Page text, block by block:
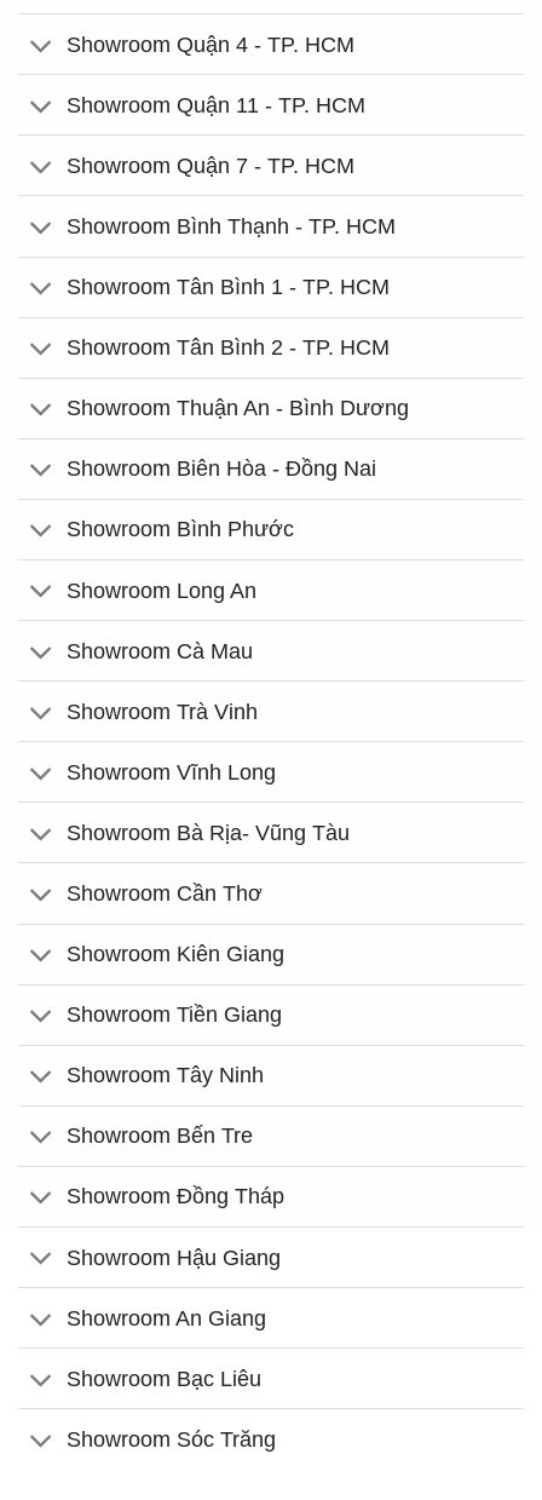
Showroom Quận 4 - TP. HCM
Showroom Quận 11 - TP. HCM
Showroom Quận 7 - TP. HCM
Showroom Bình Thạnh - TP. HCM
Showroom Tân Bình 1 - TP. HCM
Showroom Tân Bình 2 - TP. HCM
Showroom Thuận An - Bình Dương
Showroom Biên Hòa - Đồng Nai
Showroom Bình Phước
Showroom Long An
Showroom Cà Mau
Showroom Trà Vinh
Showroom Vĩnh Long
Showroom Bà Rịa- Vũng Tàu
Showroom Cần Thơ
Showroom Kiên Giang
Showroom Tiền Giang
Showroom Tây Ninh
Showroom Bến Tre
Showroom Đồng Tháp
Showroom Hậu Giang
Showroom An Giang
Showroom Bạc Liêu
Showroom Sóc Trăng